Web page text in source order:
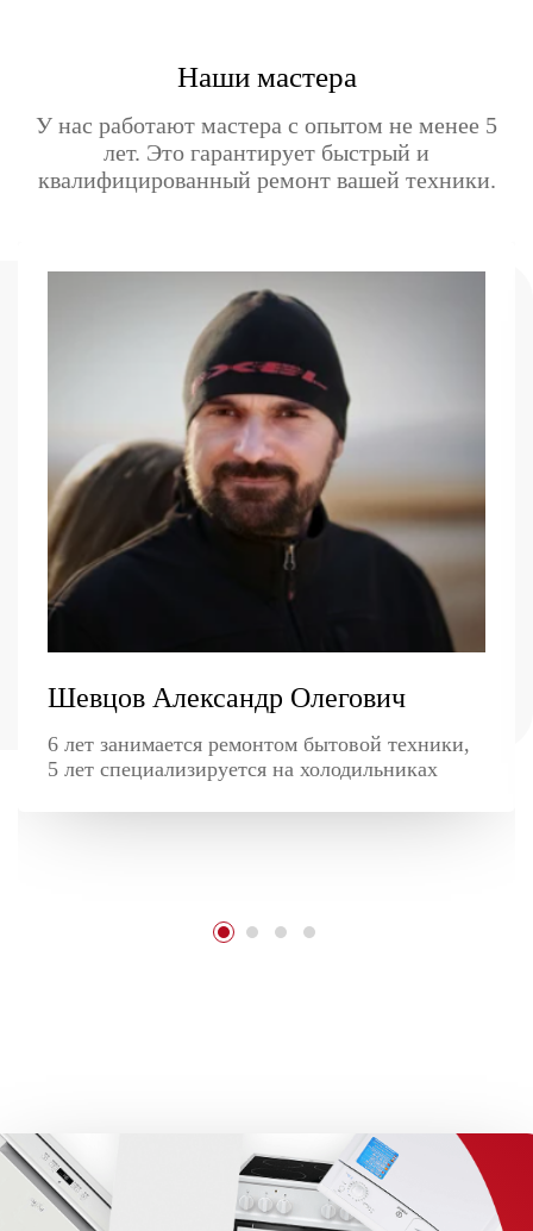
Наши мастера
У нас работают мастера с опытом не менее 5
лет. Это гарантирует быстрый и
квалифицированный ремонт вашей техники.
Шевцов Александр Олегович
6 лет занимается ремонтом бытовой техники,
5 лет специализируется на холодильниках